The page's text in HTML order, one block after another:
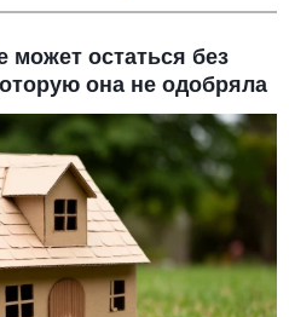
может остаться без
она не одобряла